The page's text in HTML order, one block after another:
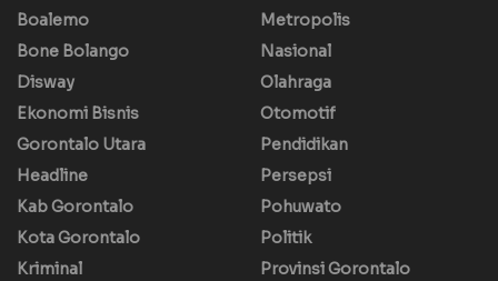
Boalemo
Bone Bolango
Disway
Ekonomi Bisnis
Gorontalo Utara
Headline
Kab Gorontalo
Kota Gorontalo
Kriminal
Metropolis
Nasional
Olahraga
Otomotif
Pendidikan
Persepsi
Pohuwato
Politik
Provinsi Gorontalo